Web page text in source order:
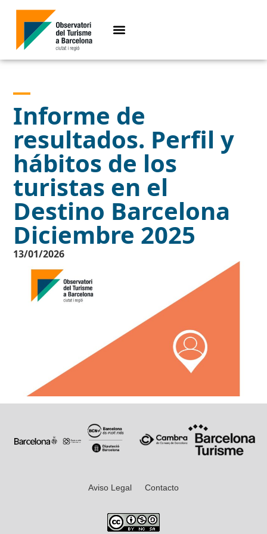
Informe de
resultados. Perfil y
hábitos de los
turistas en el
Destino Barcelona
Diciembre 2025
13/01/2026
Aviso Legal Contacto